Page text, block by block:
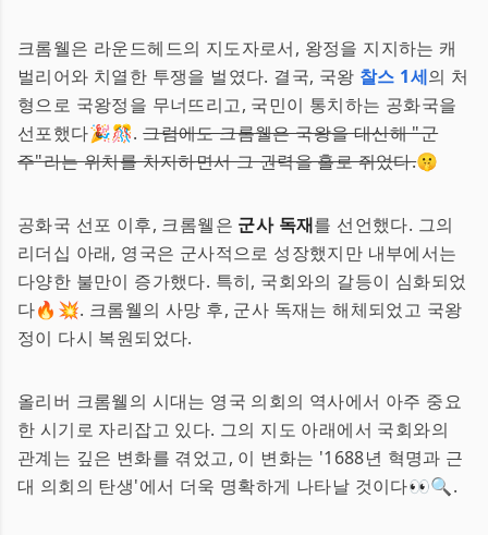
크롬웰은 라운드헤드의 지도자로서, 왕정을 지지하는 캐
벌리어와 치열한 투쟁을 벌였다. 결국, 국왕 찰스 1세의 처
형으로 국왕정을 무너뜨리고, 국민이 통치하는 공화국을
선포했다🎉🎊.그럼에도 크롬웰은 국왕을 대신해 "군
주"라는 위치를 차지하면서 그 권력을 홀로 쥐었다.🤫
공화국 선포 이후, 크롬웰은 군사 독재를 선언했다. 그의
리더십 아래, 영국은 군사적으로 성장했지만 내부에서는
다양한 불만이 증가했다. 특히, 국회와의 갈등이 심화되었
다🔥💥. 크롬웰의 사망 후, 군사 독재는 해체되었고 국왕
정이 다시 복원되었다.
올리버 크롬웰의 시대는 영국 의회의 역사에서 아주 중요
한 시기로 자리잡고 있다. 그의 지도 아래에서 국회와의
관계는 깊은 변화를 겪었고, 이 변화는 '1688년 혁명과 근
대 의회의 탄생'에서 더욱 명확하게 나타날 것이다👀🔍.